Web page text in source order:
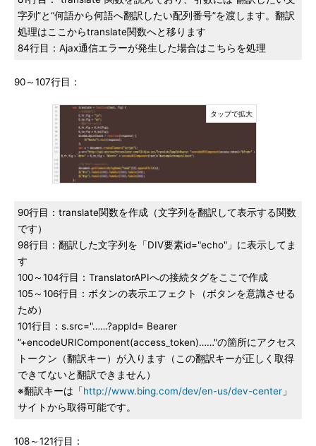
字列”と“何語から何語へ翻訳したい配列番号”を渡します。翻訳
処理はここからtranslate関数へと移ります
84行目：Ajax通信エラーが発生した場合はこちらを処理
90～107行目：
90行目：translate関数を作成（文字列を翻訳して表示する関数
です）
98行目：翻訳した文字列を「DIV要素id="echo"」に表示してま
す
100～104行目：TranslatorAPIへの接続タグをここで作成
105～106行目：ボタンの表示エフェクト（ボタンを意識させる
ため）
101行目：s.src="……?appId= Bearer
”+encodeURIComponent(access_token)……"の箇所にアクセス
トークン（翻訳キー）が入ります（この翻訳キーが正しく取得
できてないと翻訳できません）
※翻訳キーは「http://www.bing.com/dev/en-us/dev-center 」
サイトから取得可能です。
108～121行目：